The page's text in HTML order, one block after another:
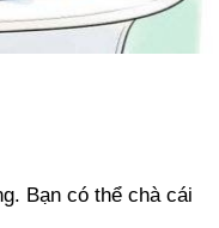
Bạn có thể chà cái